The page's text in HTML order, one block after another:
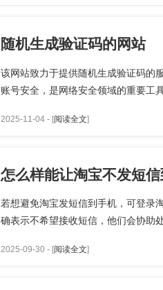
随机生成验证码的网站
该网站致力于提供随机生成验证码的
账号安全，是网络安全领域的重要工
2025-11-04 - [阅读全文]
怎么样能让淘宝不发短
若想避免淘宝发短信到手机，可登录
确表示不希望接收短信，他们会协助
2025-09-30 - [阅读全文]